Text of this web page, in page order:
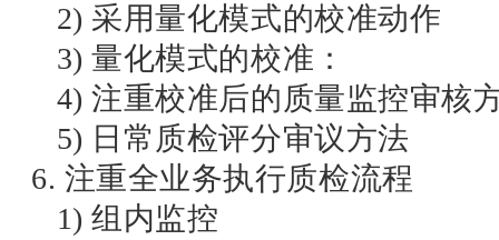
2) 采用量化模式的校准动作
3) 量化模式的校准：
4) 注重校准后的质量监控审核
5) 日常质检评分审议方法
6. 注重全业务执行质检流程
1) 组内监控